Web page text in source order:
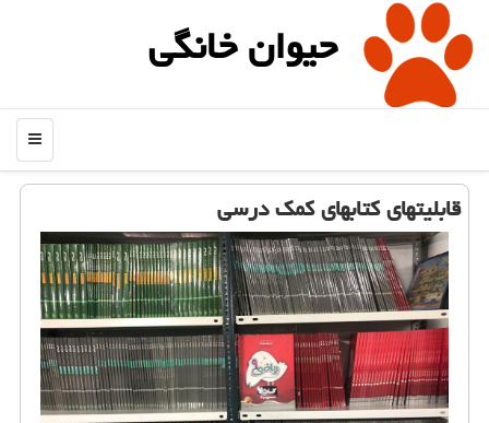
حیوان خانگی
منو
قابلیتهای كتابهای كمك ‏درسی